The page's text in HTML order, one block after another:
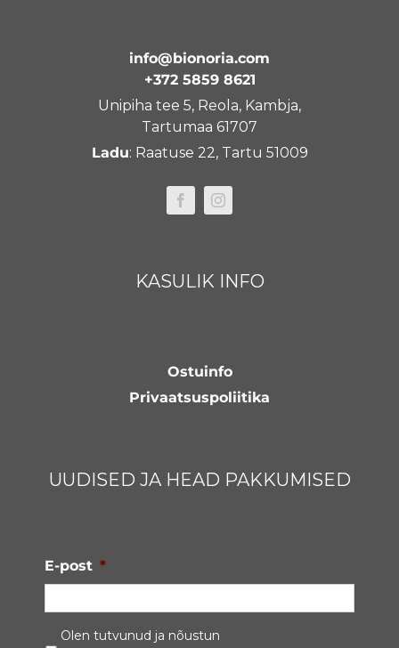
info@bionoria.com
+372 5859 8621
Unipiha tee 5, Reola, Kambja,
Tartumaa 61707
Ladu: Raatuse 22, Tartu 51009
KASULIK INFO
Ostuinfo
Privaatsuspoliitika
UUDISED JA HEAD PAKKUMISED
E-post *
Privaatsustingimused *
Olen tutvunud ja nõustun